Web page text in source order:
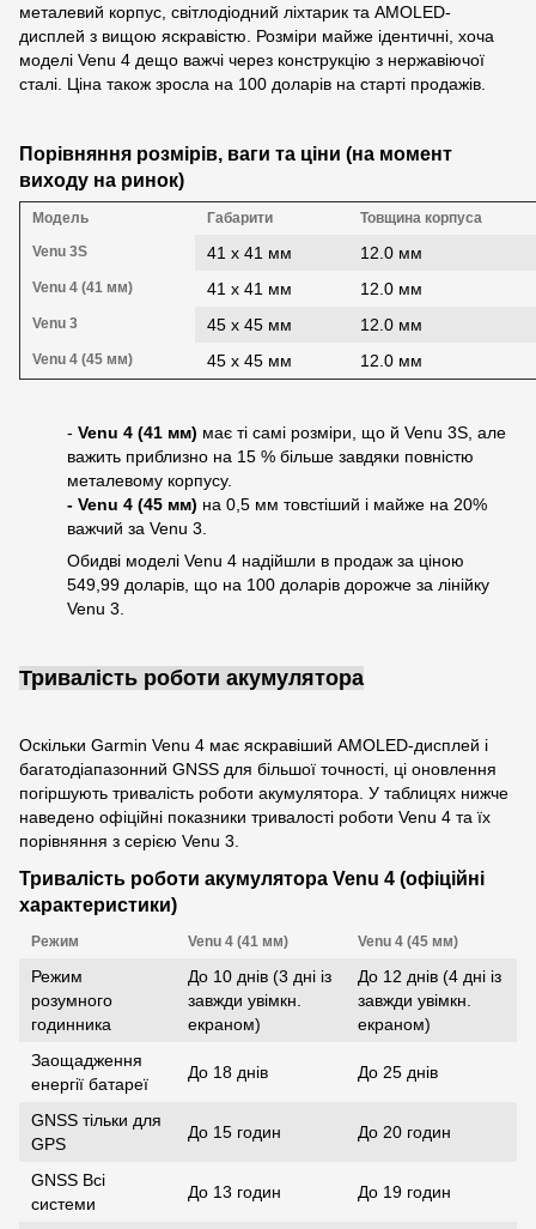
металевий корпус, світлодіодний ліхтарик та AMOLED-
дисплей з вищою яскравістю. Розміри майже ідентичні, хоча
моделі Venu 4 дещо важчі через конструкцію з нержавіючої
сталі. Ціна також зросла на 100 доларів на старті продажів.
Порівняння розмірів, ваги та ціни (на момент
виходу на ринок)
Модель Габарити
Товщина корпуса
Venu 3S
41 х 41 мм 12.0 мм
Venu 4 (41 мм) 41 x 41 мм 12.0 мм
Venu 3 45 х 45 мм 12.0 мм
Venu 4 (45 мм) 45 x 45 мм 12.0 мм
- Venu 4 (41 мм) має ті самі розміри, що й Venu 3S, але
важить приблизно на 15 % більше завдяки повністю
металевому корпусу.
- Venu 4 (45 мм) на 0,5 мм товстіший і майже на 20%
важчий за Venu 3.
Обидві моделі Venu 4 надійшли в продаж за ціною
549,99 доларів, що на 100 доларів дорожче за лінійку
Venu 3.
Тривалість роботи акумулятора
Оскільки Garmin Venu 4 має яскравіший AMOLED-дисплей і
багатодіапазонний GNSS для більшої точності, ці оновлення
погіршують тривалість роботи акумулятора. У таблицях нижче
наведено офіційні показники тривалості роботи Venu 4 та їх
порівняння з серією Venu 3.
Тривалість роботи акумулятора Venu 4 (офіційні
характеристики)
Режим Venu 4 (41 мм) Venu 4 (45 мм)
Режим
розумного
годинника
До 10 днів (3 дні із
завжди увімкн.
екраном)
До 12 днів (4 дні із
завжди увімкн.
екраном)
Заощадження
енергії батареї
До 18 днів До 25 днів
GNSS тільки для
GPS
До 15 годин До 20 годин
GNSS Всі
системи
До 13 годин До 19 годин